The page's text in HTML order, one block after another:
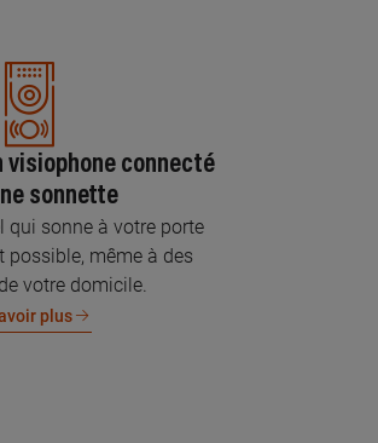
visiophone connecté
sonnette
qui sonne à votre porte
possible, même à des
votre domicile.
plus